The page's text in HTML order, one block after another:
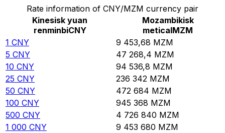
Rate information of CNY/MZM currency pair
Kinesisk yuan
renminbiCNY
Mozambikisk
meticalMZM
1 CNY 9 453,68 MZM
5 CNY 47 268,4 MZM
10 CNY 94 536,8 MZM
25 CNY 236 342 MZM
50 CNY 472 684 MZM
100 CNY 945 368 MZM
500 CNY 4 726 840 MZM
1 000 CNY 9 453 680 MZM